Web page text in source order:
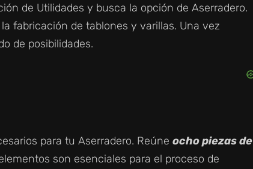
de Utilidades y busca la opción de Aserradero.
fabricación de tablones y varillas. Una vez
de posibilidades.
para tu Aserradero. Reúne ocho piezas de
son esenciales para el proceso de